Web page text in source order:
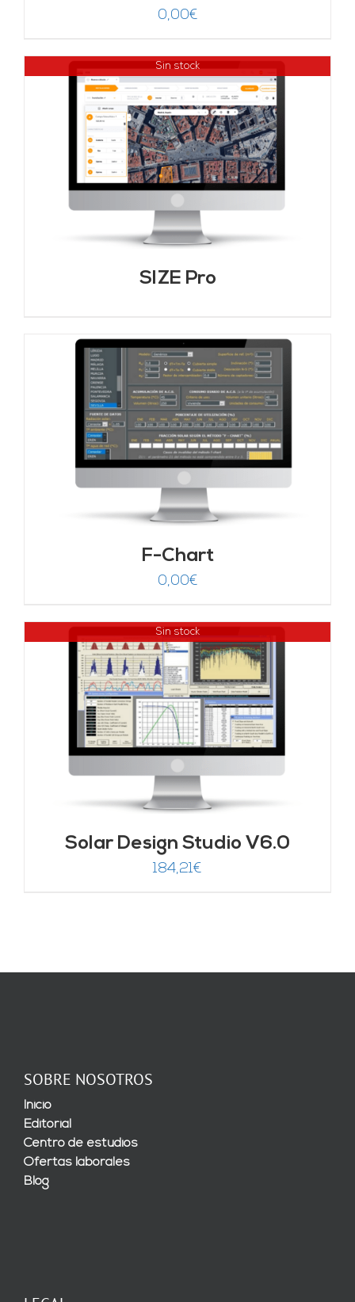
0,00€
Sin stock
SIZE Pro
F-Chart
0,00€
Sin stock
Solar Design Studio V6.0
184,21€
SOBRE NOSOTROS
Inicio
Editorial
Centro de estudios
Ofertas laborales
Blog